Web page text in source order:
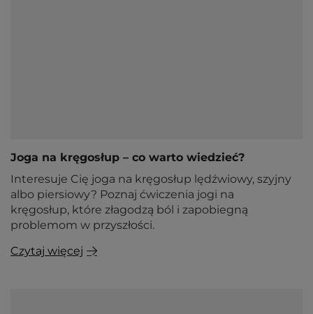
Joga na kręgosłup – co warto wiedzieć?
Interesuje Cię joga na kręgosłup lędźwiowy, szyjny
albo piersiowy? Poznaj ćwiczenia jogi na
kręgosłup, które złagodzą ból i zapobiegną
problemom w przyszłości.
Czytaj więcej